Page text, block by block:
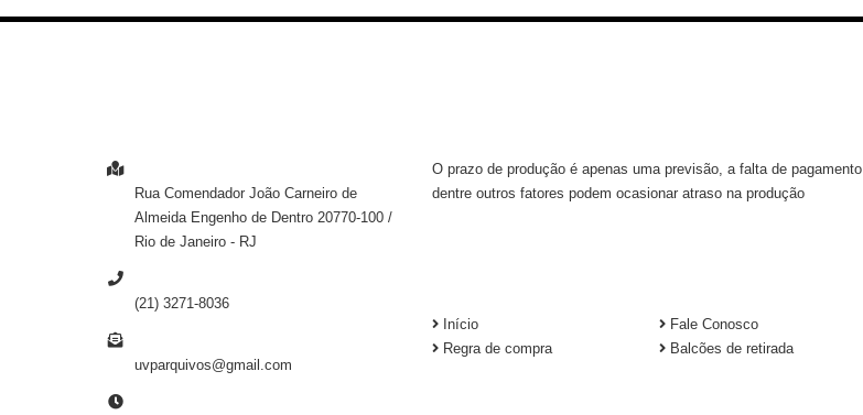
Rua Comendador João Carneiro de
Almeida Engenho de Dentro 20770-100 /
Rio de Janeiro - RJ
(21) 3271-8036
uvparquivos@gmail.com
O prazo de produção é apenas uma previsão, a falta de pagamento
dentre outros fatores podem ocasionar atraso na produção
Início
Fale Conosco
Regra de compra
Balcões de retirada